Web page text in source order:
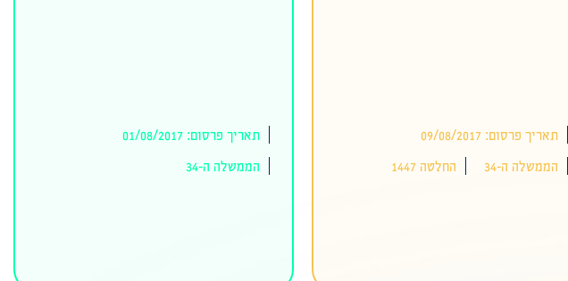
תאריך פרסום: 09/08/2017
הממשלה ה-34
החלטה 1447
תאריך פרסום: 01/08/2017
הממשלה ה-34